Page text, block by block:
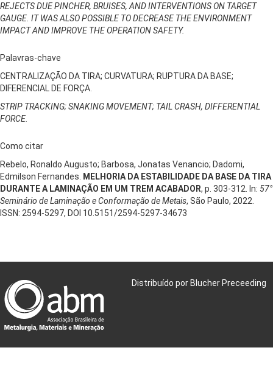
REJECTS DUE PINCHER, BRUISES, AND INTERVENTIONS ON TARGET
GAUGE. IT WAS ALSO POSSIBLE TO DECREASE THE ENVIRONMENT
IMPACT AND IMPROVE THE OPERATION SAFETY.
Palavras-chave
CENTRALIZAÇÃO DA TIRA; CURVATURA; RUPTURA DA BASE;
DIFERENCIAL DE FORÇA.
STRIP TRACKING; SNAKING MOVEMENT; TAIL CRASH, DIFFERENTIAL
FORCE.
Como citar
Rebelo, Ronaldo Augusto; Barbosa, Jonatas Venancio; Dadomi,
Edmilson Fernandes.
MELHORIA DA ESTABILIDADE DA BASE DA TIRA
DURANTE A LAMINAÇÃO EM UM TREM ACABADOR, p. 303-312. In: 57°
Seminário de Laminação e Conformação de Metais, São Paulo, 2022.
ISSN: 2594-5297, DOI 10.5151/2594-5297-34673
Distribuído por Blucher Preceeding